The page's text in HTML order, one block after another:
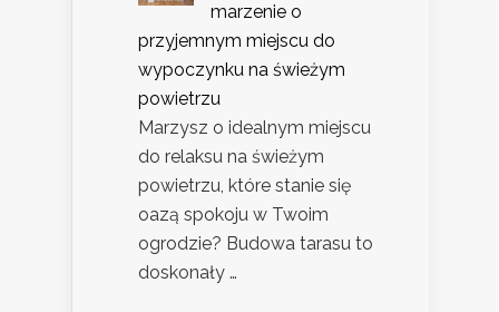
marzenie o
przyjemnym miejscu do
wypoczynku na świeżym
powietrzu
Marzysz o idealnym miejscu
do relaksu na świeżym
powietrzu, które stanie się
oazą spokoju w Twoim
ogrodzie? Budowa tarasu to
doskonały …